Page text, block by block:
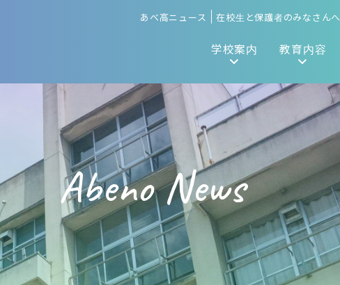
学校案内 教育内容
あべ高ニュース 在校生と保護者のみなさんへ
Abeno News